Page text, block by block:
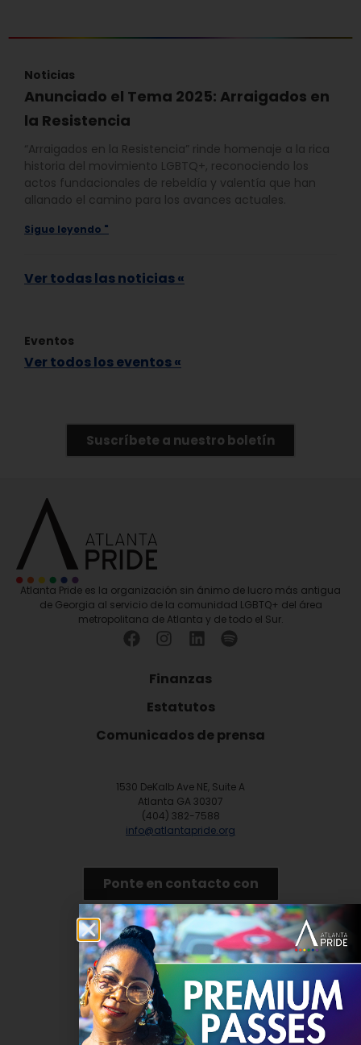
Noticias
Anunciado el Tema 2025: Arraigados en
la Resistencia
“Arraigados en la Resistencia” rinde homenaje a la rica
historia del movimiento LGBTQ+, reconociendo los
actos fundacionales de rebeldía y valentía que han
allanado el camino para los avances actuales.
Sigue leyendo "
Ver todas las noticias «
Eventos
Ver todos los eventos «
Suscríbete a nuestro boletín
Atlanta Pride es la organización sin ánimo de lucro más antigua
de Georgia al servicio de la comunidad LGBTQ+ del área
metropolitana de Atlanta y de todo el Sur.
Finanzas
Estatutos
Comunicados de prensa
1530 DeKalb Ave NE, Suite A
Atlanta GA 30307
(404) 382-7588
info@atlantapride.org
Ponte en contacto con
DONAR